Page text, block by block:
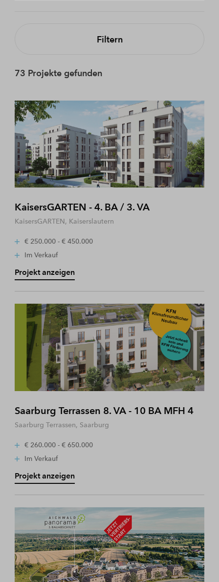
Filtern
73 Projekte gefunden
KaisersGARTEN - 4. BA / 3. VA
KaisersGARTEN, Kaiserslautern
€ 250.000 - € 450.000
Im Verkauf
Projekt anzeigen
Saarburg Terrassen 8. VA - 10 BA MFH 4
Saarburg Terrassen, Saarburg
€ 260.000 - € 650.000
Im Verkauf
Projekt anzeigen